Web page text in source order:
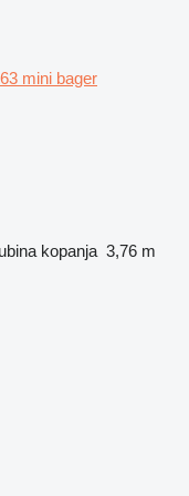
mini bager
kopanja 3,76 m